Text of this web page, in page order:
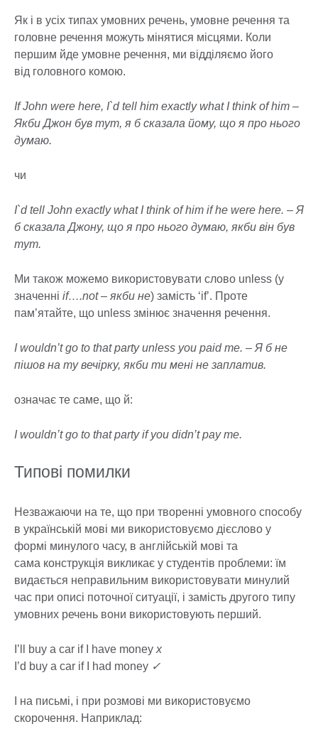
Як і в усіх типах умовних речень, умовне речення та
головне речення можуть мінятися місцями. Коли
першим йде умовне речення, ми відділяємо його
від головного комою.
If John were here, I`d tell him exactly what I think of him –
Якби Джон був тут, я б сказала йому, що я про нього
думаю.
чи
I`d tell John exactly what I think of him if he were here. – Я
б сказала Джону, що я про нього думаю, якби він був
тут.
Ми також можемо використовувати слово unless (у
значенні if….not – якби не) замість ‘if’. Проте
пам’ятайте, що unless змінює значення речення.
I wouldn’t go to that party unless you paid me. – Я б не
пішов на ту вечірку, якби ти мені не заплатив.
означає те саме, що й:
I wouldn’t go to that party if you didn’t pay me.
Типові помилки
Незважаючи на те, що при творенні умовного способу
в українській мові ми використовуємо дієслово у
формі минулого часу, в англійській мові та
сама конструкція викликає у студентів проблеми: їм
видається неправильним використовувати минулий
час при описі поточної ситуації, і замість другого типу
умовних речень вони використовують перший.
I’ll buy a car if I have money x
I’d buy a car if I had money ✓
І на письмі, і при розмові ми використовуємо
скорочення. Наприклад: